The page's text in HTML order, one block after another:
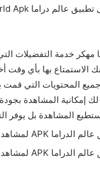
مهكر خدمة التفضيلات
الاستمتاع بها بأي
المحتويات التي قمت
إمكانية المشاهدة
المشاهدة بل يوفر